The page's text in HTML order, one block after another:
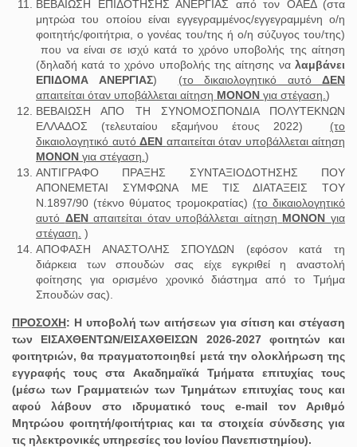
ΒΕΒΑΙΩΣΗ ΕΠΙΔΟΤΗΣΗΣ ΑΝΕΡΓΙΑΣ από τον ΟΑΕΔ (στα
μητρώα του οποίου είναι εγγεγραμμένος/εγγεγραμμένη ο/η
φοιτητής/φοιτήτρια, ο γονέας του/της ή ο/η σύζυγος του/της)
που να είναι σε ισχύ κατά το χρόνο υποβολής της αίτηση
(δηλαδή κατά το χρόνο υποβολής της αίτησης να λαμβάνει
ΕΠΙΔΟΜΑ ΑΝΕΡΓΙΑΣ) (το δικαιολογητικό αυτό ΔΕΝ
απαιτείται όταν υποβάλλεται αίτηση ΜΟΝΟΝ για στέγαση. )
ΒΕΒΑΙΩΣΗ ΑΠΟ ΤΗ ΣΥΝΟΜΟΣΠΟΝΔΙΑ ΠΟΛΥΤΕΚΝΩΝ
ΕΛΛΑΔΟΣ (τελευταίου εξαμήνου έτους 2022) (το
δικαιολογητικό αυτό ΔΕΝ απαιτείται όταν υποβάλλεται αίτηση
ΜΟΝΟΝ για στέγαση. )
ΑΝΤΙΓΡΑΦΟ ΠΡΑΞΗΣ ΣΥΝΤΑΞΙΟΔΟΤΗΣΗΣ ΠΟΥ
ΑΠΟΝΕΜΕΤΑΙ ΣΥΜΦΩΝΑ ΜΕ ΤΙΣ ΔΙΑΤΑΞΕΙΣ ΤΟΥ
Ν.1897/90 (τέκνο θύματος τρομοκρατίας) (το δικαιολογητικό
αυτό ΔΕΝαπαιτείται όταν υποβάλλεται αίτηση ΜΟΝΟΝγια
στέγαση. )
ΑΠΟΦΑΣΗ ΑΝΑΣΤΟΛΗΣ ΣΠΟΥΔΩΝ (εφόσον κατά τη
διάρκεια των σπουδών σας είχε εγκριθεί η αναστολή
φοίτησης για ορισμένο χρονικό διάστημα από το Τμήμα
Σπουδών σας).
ΠΡΟΣΟΧΗ: Η υποβολή των αιτήσεων για σίτιση και στέγαση
των ΕΙΣΑΧΘΕΝΤΩΝ/ΕΙΣΑΧΘΕΙΣΩΝ 2026-2027 φοιτητών και
φοιτητριών, θα πραγματοποιηθεί μετά την ολοκλήρωση της
εγγραφής τους στα Ακαδημαϊκά Τμήματα επιτυχίας τους
(μέσω των Γραμματειών των Τμημάτων επιτυχίας τους και
αφού λάβουν στο ιδρυματικό τουςe-mail τον Αριθμό
Μητρώου φοιτητή/φοιτήτριας και τα στοιχεία σύνδεσης για
τις ηλεκτρονικές υπηρεσίες του Ιονίου Πανεπιστημίου).